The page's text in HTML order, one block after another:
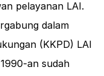
pelayanan LAI.
dalam
(KKPD) LAI
an sudah